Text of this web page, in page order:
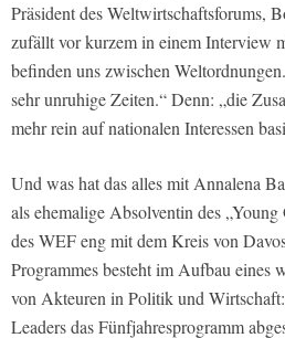
Präsident des Weltwirtschaftsforums,
zufällt vor kurzem in einem Interview
befinden uns zwischen
sehr unruhige Zeiten.“ Denn: „die
mehr rein auf nationalen Interessen
Und was hat das alles mit Annalena
als ehemalige Absolventin des
des WEF eng mit dem Kreis von
Programmes besteht im Aufbau eines
von Akteuren in Politik und
Leaders das Fünfjahresprogramm